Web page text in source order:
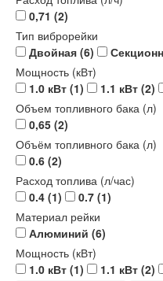
0,71 (2)
Тип виброрейки
Двойная (6)
Мощность (кВт)
1.0 кВт (1) 1.1 кВт (2)
Объем топливного бака (л)
0,65 (2)
Объём топливного бака (л)
0.6 (2)
Расход топлива (л/час)
0.4 (1) 0.7 (1)
Материал рейки
Алюминий (6)
Мощность (кВт)
1.0 кВт (1) 1.1 кВт (2)